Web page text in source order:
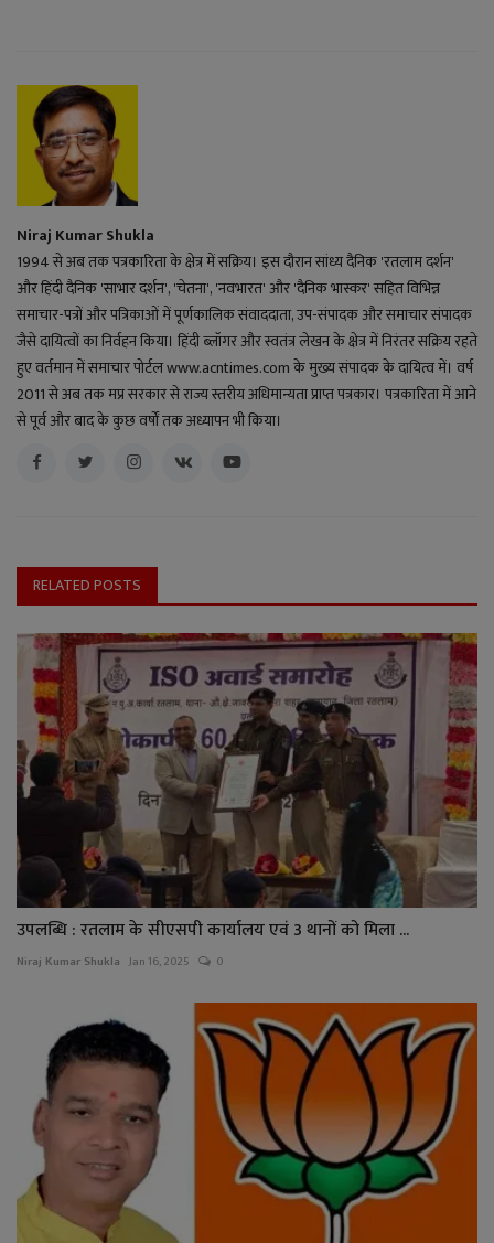
Niraj Kumar Shukla
1994 से अब तक पत्रकारिता के क्षेत्र में सक्रिय। इस दौरान सांध्य दैनिक 'रतलाम दर्शन'
और हिंदी दैनिक 'साभार दर्शन', 'चेतना', 'नवभारत' और 'दैनिक भास्कर' सहित विभिन्न
समाचार-पत्रों और पत्रिकाओं में पूर्णकालिक संवाददाता, उप-संपादक और समाचार संपादक
जैसे दायित्वों का निर्वहन किया। हिंदी ब्लॉगर और स्वतंत्र लेखन के क्षेत्र में निरंतर सक्रिय रहते
हुए वर्तमान में समाचार पोर्टल www.acntimes.com के मुख्य संपादक के दायित्व में। वर्ष
2011 से अब तक मप्र सरकार से राज्य स्तरीय अधिमान्यता प्राप्त पत्रकार। पत्रकारिता में आने
से पूर्व और बाद के कुछ वर्षों तक अध्यापन भी किया।
RELATED POSTS
उपलब्धि : रतलाम के सीएसपी कार्यालय एवं 3 थानों को मिला ...
Niraj Kumar Shukla Jan 16, 2025 0